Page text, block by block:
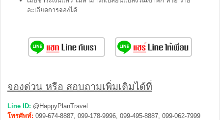
ละเอียดการจองได้
จองด่วน หรือ สอบถามเพิ่มเติมได้ที่
Line ID: @HappyPlanTravel
โทรศัพท์: 099-674-8887, 099-178-9996, 099-495-8887, 099-062-7999